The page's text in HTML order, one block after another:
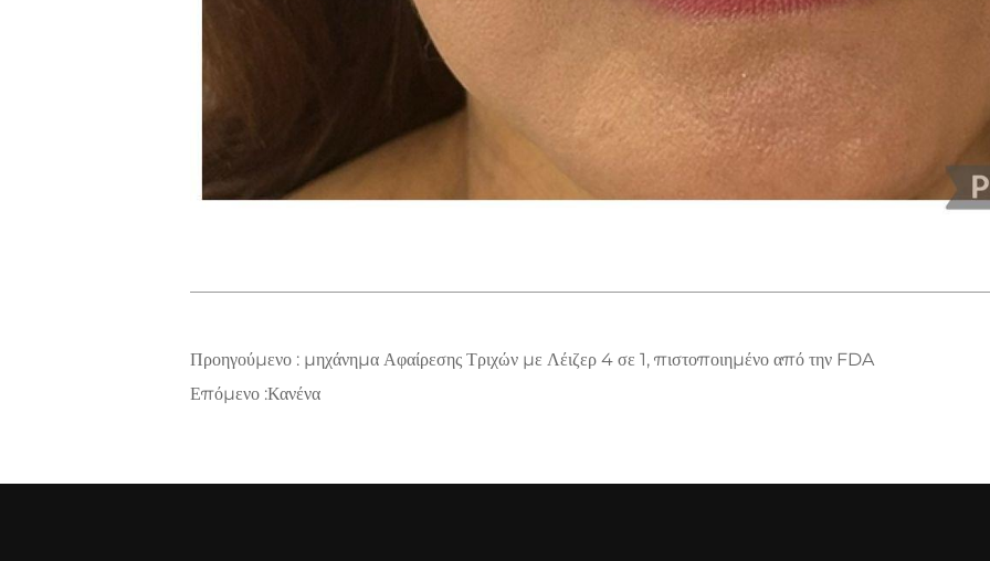
Προηγούμενο : μηχάνημα Αφαίρεσης Τριχών με Λέιζερ 4 σε 1, πιστοποιημένο από την FDA
Επόμενο :Κανένα